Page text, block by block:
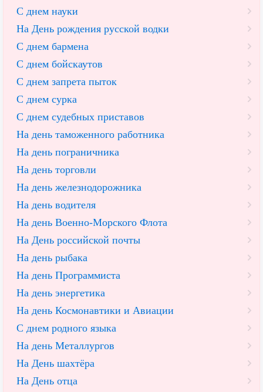
С днем науки
На День рождения русской водки
С днем бармена
С днем бойскаутов
С днем запрета пыток
С днем сурка
С днем судебных приставов
На день таможенного работника
На день пограничника
На день торговли
На день железнодорожника
На день водителя
На день Военно-Морского Флота
На День российской почты
На день рыбака
На день Программиста
На день энергетика
На день Космонавтики и Авиации
С днем родного языка
На день Металлургов
На День шахтёра
На День отца